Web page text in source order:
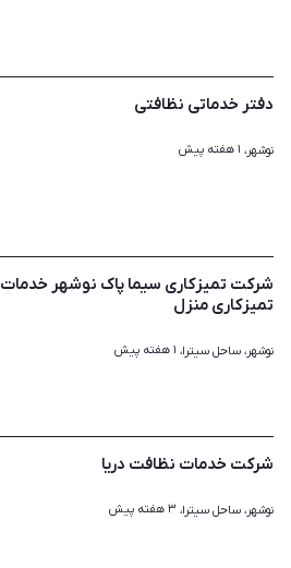
دفتر خدماتی نظافتی
نوشهر، ۱ هفته پیش
شرکت تمیزکاری سیما پاک نوشهر خدمات
تمیزکاری منزل
نوشهر، ساحل سیترا، ۱ هفته پیش
شرکت خدمات نظافت دریا
نوشهر، ساحل سیترا، ۳ هفته پیش